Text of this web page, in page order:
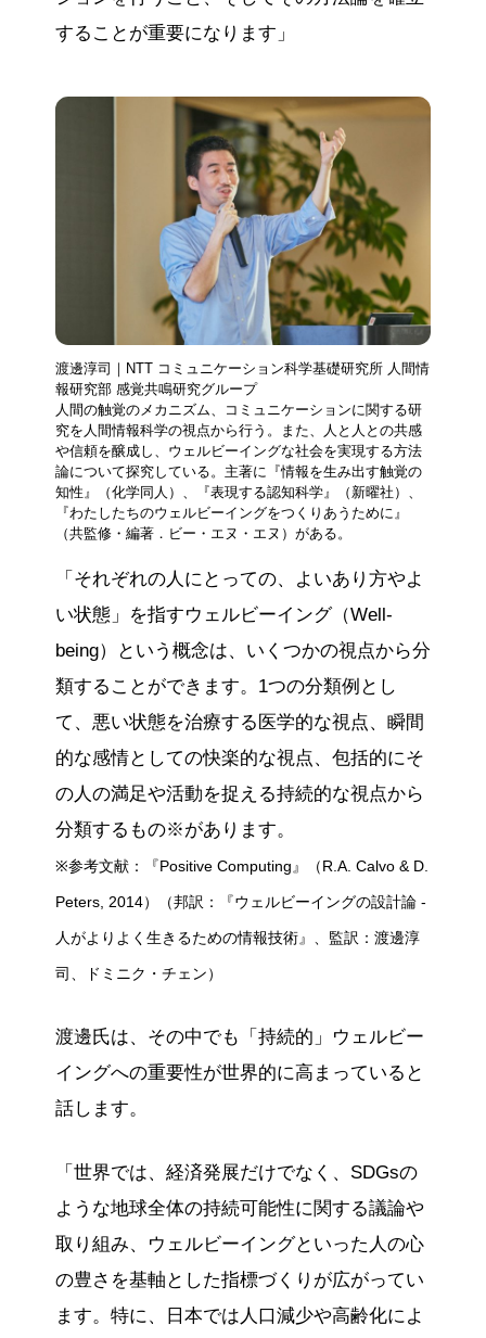
することが重要になります」
渡邊淳司｜NTT コミュニケーション科学基礎研究所 ⼈間情
報研究部 感覚共鳴研究グループ
人間の触覚のメカニズム、コミュニケーションに関する研
究を人間情報科学の視点から行う。また、人と人との共感
や信頼を醸成し、ウェルビーイングな社会を実現する方法
論について探究している。主著に『情報を生み出す触覚の
知性』（化学同人）、『表現する認知科学』（新曜社）、
『わたしたちのウェルビーイングをつくりあうために』
（共監修・編著．ビー・エヌ・エヌ）がある。
「それぞれの人にとっての、よいあり方やよ
い状態」を指すウェルビーイング（Well-
being）という概念は、いくつかの視点から分
類することができます。1つの分類例とし
て、悪い状態を治療する医学的な視点、瞬間
的な感情としての快楽的な視点、包括的にそ
の人の満足や活動を捉える持続的な視点から
分類するもの※があります。
※参考文献：『Positive Computing』（R.A. Calvo & D.
Peters, 2014）（邦訳：『ウェルビーイングの設計論 -
人がよりよく生きるための情報技術』、監訳：渡邊淳
司、ドミニク・チェン）
渡邊氏は、その中でも「持続的」ウェルビー
イングへの重要性が世界的に高まっていると
話します。
「世界では、経済発展だけでなく、SDGsの
ような地球全体の持続可能性に関する議論や
取り組み、ウェルビーイングといった人の心
の豊さを基軸とした指標づくりが広がってい
ます。特に、日本では人口減少や高齢化によ